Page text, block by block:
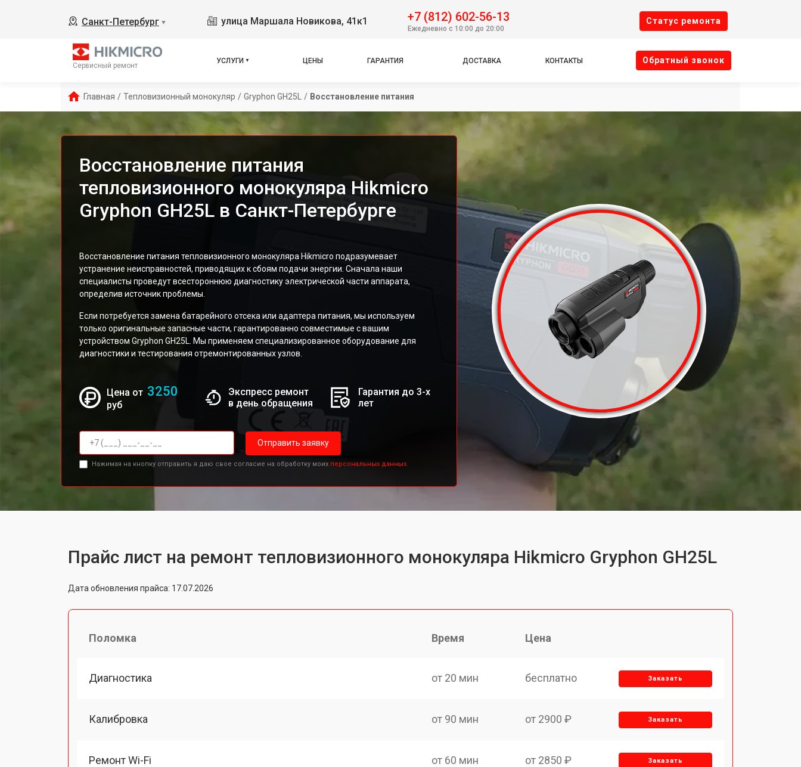
Санкт-Петербург ▼ улица Маршала Новикова, 41к1 +7 (812) 602-56-13
Ежедневно с 10:00 до 20:00
Cтатус ремонта
Сервисный ремонт
УСЛУГИ ЦЕНЫ ГАРАНТИЯ ДОСТАВКА КОНТАКТЫ Oбратный звонок
Главная / Тепловизионный монокуляр / Gryphon GH25L / Восстановление питания
Восстановление питания
тепловизионного монокуляра Hikmicro
Gryphon GH25L в Санкт-Петербурге
Восстановление питания тепловизионного монокуляра Hikmicro подразумевает
устранение неисправностей, приводящих к сбоям подачи энергии. Сначала наши
специалисты проведут всестороннюю диагностику электрической части аппарата,
определив источник проблемы.
Если потребуется замена батарейного отсека или адаптера питания, мы используем
только оригинальные запасные части, гарантированно совместимые с вашим
устройством Gryphon GH25L. Мы применяем специализированное оборудование для
диагностики и тестирования отремонтированных узлов.
Цена от 3250
руб
Экспресс ремонт
в день обращения
Гарантия до 3-х
лет
Отправить заявку
Нажимая на кнопку отправить я даю свое согласие на обработку моих персональных данных.
Прайс лист на ремонт тепловизионного монокуляра Hikmicro Gryphon GH25L
Дата обновления прайса: 17.07.2026
Поломка Время Цена
Диагностика от 20 мин бесплатно Заказать
Калибровка от 90 мин от 2900 ₽ Заказать
Ремонт Wi-Fi от 60 мин от 2850 ₽ Заказать